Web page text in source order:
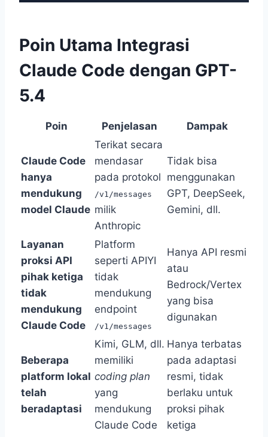
Poin Utama Integrasi
Claude Code dengan GPT-
5.4
Poin Penjelasan Dampak
Claude Code
hanya
mendukung
model Claude
Terikat secara
mendasar
pada protokol
/v1/messages
milik
Anthropic
Tidak bisa
menggunakan
GPT, DeepSeek,
Gemini, dll.
Layanan
proksi API
pihak ketiga
tidak
mendukung
Claude Code
Platform
seperti APIYI
tidak
mendukung
endpoint
/v1/messages
Hanya API resmi
atau
Bedrock/Vertex
yang bisa
digunakan
Beberapa
platform lokal
telah
beradaptasi
Kimi, GLM, dll.
memiliki
coding plan
yang
mendukung
Claude Code
Hanya terbatas
pada adaptasi
resmi, tidak
berlaku untuk
proksi pihak
ketiga